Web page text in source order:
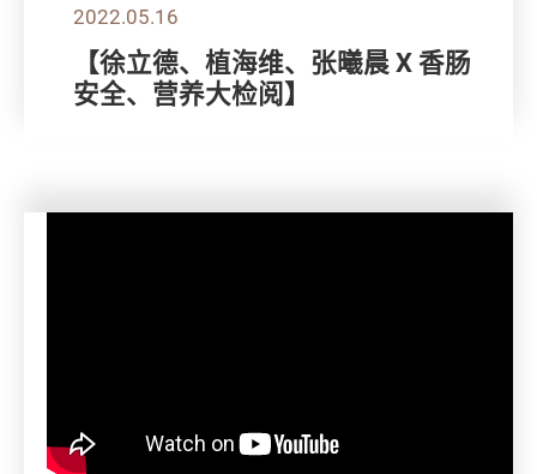
2022.05.16
【徐立德、植海维、张曦晨 X 香肠
安全、营养大检阅】